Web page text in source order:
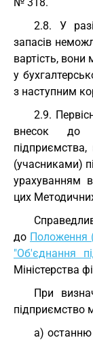
2.8. У
запасів
вартість,
у
з наступним
2.9.
внесок до
(учасниками)
урахуванням
цих
до Положення
"Об'єднання
Міністерства
При
підприємство
а) останню